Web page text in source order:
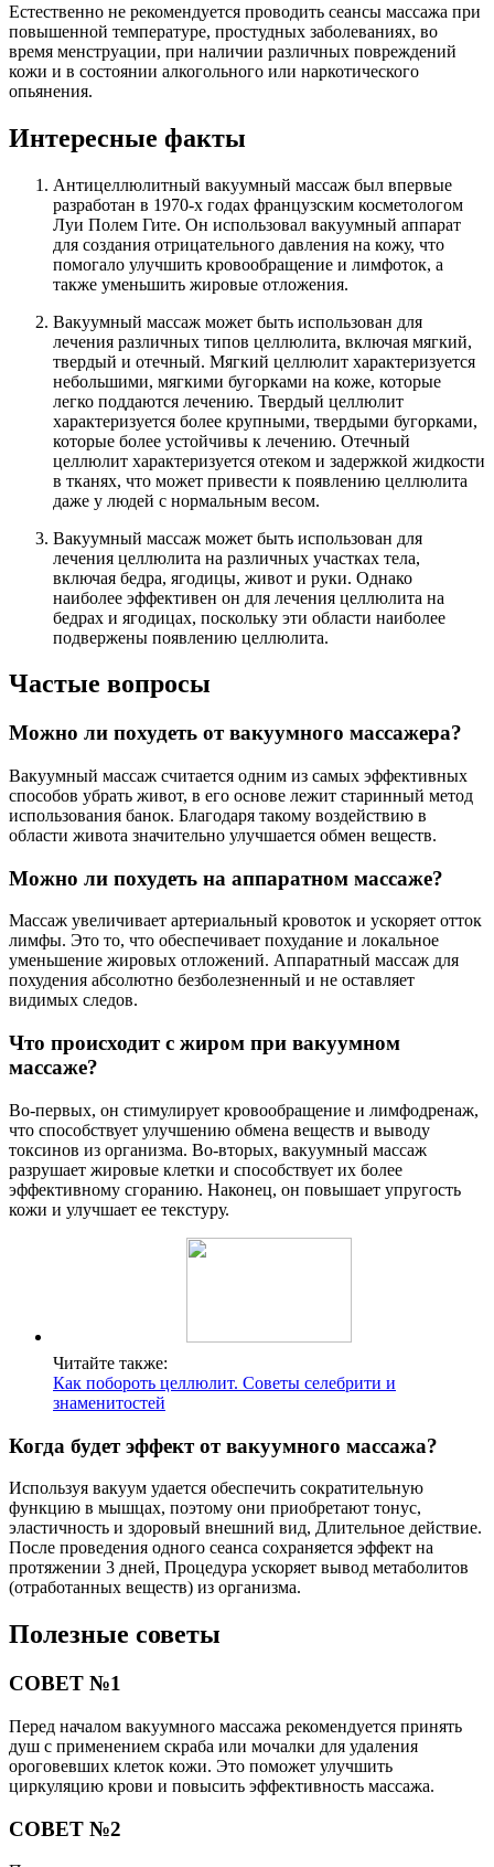
Естественно не рекомендуется проводить сеансы массажа при
повышенной температуре, простудных заболеваниях, во
время менструации, при наличии различных повреждений
кожи и в состоянии алкогольного или наркотического
опьянения.
Интересные факты
Антицеллюлитный вакуумный массаж был впервые
разработан в 1970-х годах французским косметологом
Луи Полем Гите. Он использовал вакуумный аппарат
для создания отрицательного давления на кожу, что
помогало улучшить кровообращение и лимфоток, а
также уменьшить жировые отложения.
Вакуумный массаж может быть использован для
лечения различных типов целлюлита, включая мягкий,
твердый и отечный. Мягкий целлюлит характеризуется
небольшими, мягкими бугорками на коже, которые
легко поддаются лечению. Твердый целлюлит
характеризуется более крупными, твердыми бугорками,
которые более устойчивы к лечению. Отечный
целлюлит характеризуется отеком и задержкой жидкости
в тканях, что может привести к появлению целлюлита
даже у людей с нормальным весом.
Вакуумный массаж может быть использован для
лечения целлюлита на различных участках тела,
включая бедра, ягодицы, живот и руки. Однако
наиболее эффективен он для лечения целлюлита на
бедрах и ягодицах, поскольку эти области наиболее
подвержены появлению целлюлита.
Частые вопросы
Можно ли похудеть от вакуумного массажера?
Вакуумный массаж считается одним из самых эффективных
способов убрать живот, в его основе лежит старинный метод
использования банок. Благодаря такому воздействию в
области живота значительно улучшается обмен веществ.
Можно ли похудеть на аппаратном массаже?
Массаж увеличивает артериальный кровоток и ускоряет отток
лимфы. Это то, что обеспечивает похудание и локальное
уменьшение жировых отложений. Аппаратный массаж для
похудения абсолютно безболезненный и не оставляет
видимых следов.
Что происходит с жиром при вакуумном
массаже?
Во-первых, он стимулирует кровообращение и лимфодренаж,
что способствует улучшению обмена веществ и выводу
токсинов из организма. Во-вторых, вакуумный массаж
разрушает жировые клетки и способствует их более
эффективному сгоранию. Наконец, он повышает упругость
кожи и улучшает ее текстуру.
Читайте также:
Как побороть целлюлит. Советы селебрити и
знаменитостей
Когда будет эффект от вакуумного массажа?
Используя вакуум удается обеспечить сократительную
функцию в мышцах, поэтому они приобретают тонус,
эластичность и здоровый внешний вид, Длительное действие.
После проведения одного сеанса сохраняется эффект на
протяжении 3 дней, Процедура ускоряет вывод метаболитов
(отработанных веществ) из организма.
Полезные советы
СОВЕТ №1
Перед началом вакуумного массажа рекомендуется принять
душ с применением скраба или мочалки для удаления
ороговевших клеток кожи. Это поможет улучшить
циркуляцию крови и повысить эффективность массажа.
СОВЕТ №2